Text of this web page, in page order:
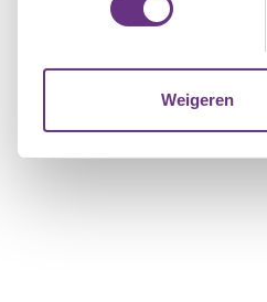
websiteverkeer te
media, adverteren en
Weigeren